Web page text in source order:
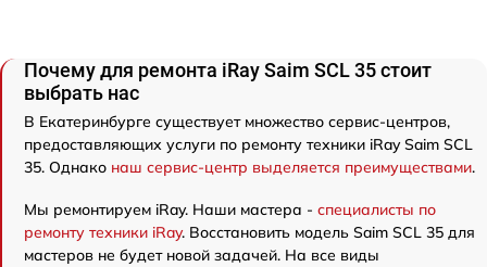
Почему для ремонта iRay Saim SCL 35 стоит
выбрать нас
В Екатеринбурге существует множество сервис-центров,
предоставляющих услуги по ремонту техники iRay Saim SCL
35. Однако наш сервис-центр выделяется преимуществами.
Мы ремонтируем iRay. Наши мастера - специалисты по
ремонту техники iRay. Восстановить модель Saim SCL 35 для
мастеров не будет новой задачей. На все виды